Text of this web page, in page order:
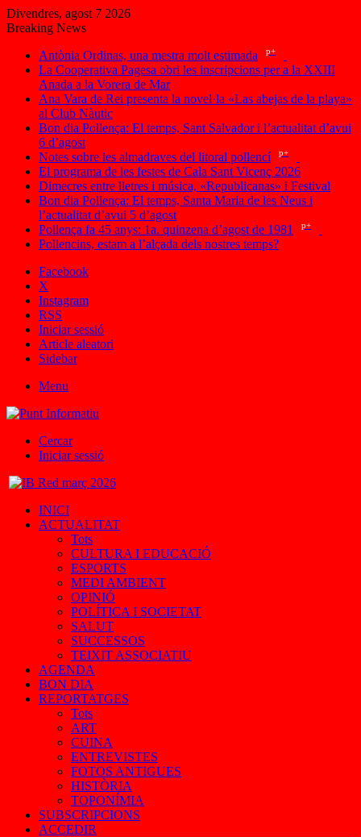
Divendres, agost 7 2026
Breaking News
Antònia Ordinas, una mestra molt estimada
p+
La Cooperativa Pagesa obri les inscripcions per a la XXIII
Anada a la Vorera de Mar
Ana Vara de Rei presenta la novel·la «Las abejas de la playa»
al Club Nàutic
Bon dia Pollença: El temps, Sant Salvador i l’actualitat d’avui
6 d’agost
Notes sobre les almadraves del litoral pollencí
p+
El programa de les festes de Cala Sant Vicenç 2026
Dimecres entre lletres i música, «Republicanas» i Festival
Bon dia Pollença: El temps, Santa Maria de les Neus i
l’actualitat d’avui 5 d’agost
Pollença fa 45 anys: 1a. quinzena d’agost de 1981
p+
Pollencins, estam a l’alçada dels nostres temps?
Facebook
X
Instagram
RSS
Iniciar sessió
Article aleatori
Sidebar
Menu
Cercar
Iniciar sessió
INICI
ACTUALITAT
Tots
CULTURA I EDUCACIÓ
ESPORTS
MEDI AMBIENT
OPINIÓ
POLÍTICA I SOCIETAT
SALUT
SUCCESSOS
TEIXIT ASSOCIATIU
AGENDA
BON DIA
REPORTATGES
Tots
ART
CUINA
ENTREVISTES
FOTOS ANTIGUES
HISTÒRIA
TOPONÍMIA
SUBSCRIPCIONS
ACCEDIR